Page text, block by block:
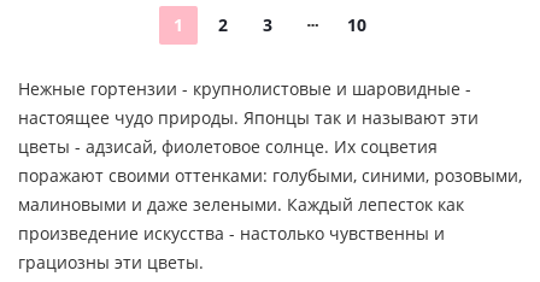
1 2 3 10
Нежные гортензии - крупнолистовые и шаровидные -
настоящее чудо природы. Японцы так и называют эти
цветы - адзисай, фиолетовое солнце. Их соцветия
поражают своими оттенками: голубыми, синими, розовыми,
малиновыми и даже зелеными. Каждый лепесток как
произведение искусства - настолько чувственны и
грациозны эти цветы.